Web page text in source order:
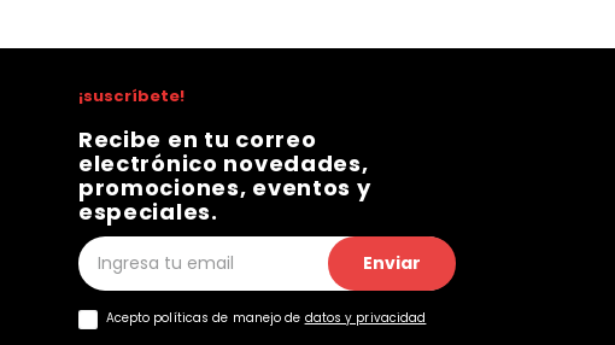
¡suscríbete!
Recibe en tu correo
electrónico novedades,
promociones, eventos y
especiales.
Enviar
Acepto políticas de manejo de datos y privacidad